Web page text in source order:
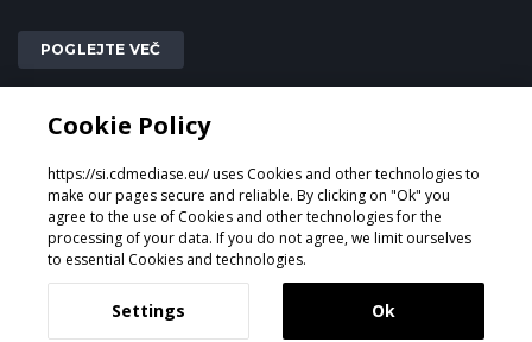
POGLEJTE VEČ
Oblikoval in razvilGeeSmo - Internet Transformation
Cookie Policy
https://si.cdmediase.eu/ uses Cookies and other technologies to
make our pages secure and reliable. By clicking on "Ok" you
agree to the use of Cookies and other technologies for the
processing of your data. If you do not agree, we limit ourselves
to essential Cookies and technologies.
Settings Ok